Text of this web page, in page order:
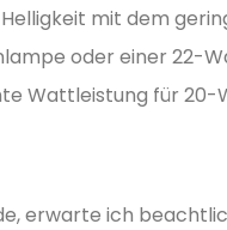
mit dem
oder einer 22-
Wattleistung für 20-
erwarte ich